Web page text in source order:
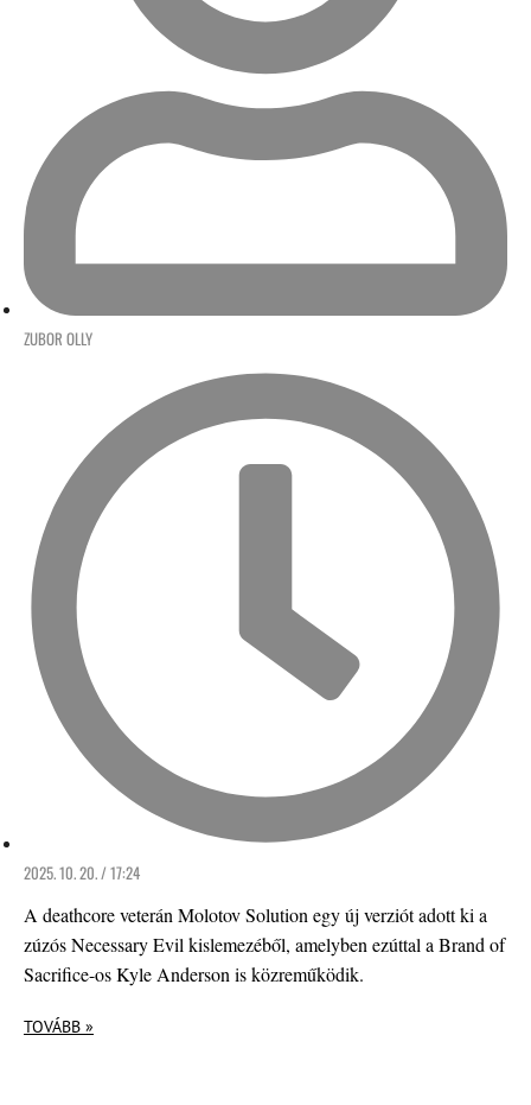
ZUBOR OLLY
2025. 10. 20. / 17:24
A deathcore veterán Molotov Solution egy új verziót adott ki a
zúzós Necessary Evil kislemezéből, amelyben ezúttal a Brand of
Sacrifice-os Kyle Anderson is közreműködik.
TOVÁBB »